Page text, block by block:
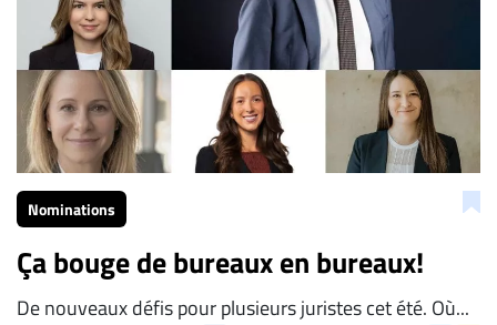
Nominations
Ça bouge de bureaux en bureaux!
De nouveaux défis pour plusieurs juristes cet été. Où...